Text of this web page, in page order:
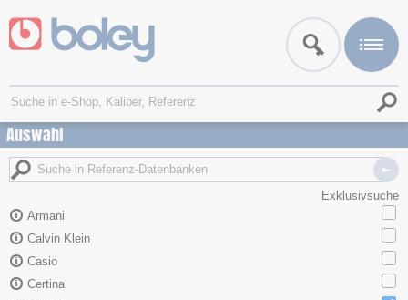
Auswahl
Exklusivsuche
Armani
Calvin Klein
Casio
Certina